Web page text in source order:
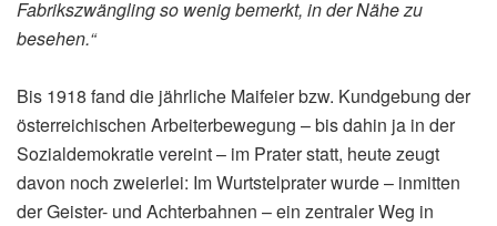
Fabrikszwängling so wenig bemerkt, in der Nähe zu
besehen.“
Bis 1918 fand die jährliche Maifeier bzw. Kundgebung der
österreichischen Arbeiterbewegung – bis dahin ja in der
Sozialdemokratie vereint – im Prater statt, heute zeugt
davon noch zweierlei: Im Wurtstelprater wurde – inmitten
der Geister- und Achterbahnen – ein zentraler Weg in